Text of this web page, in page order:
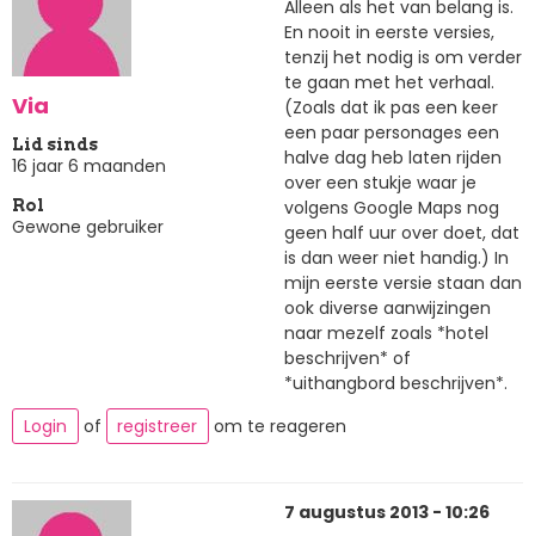
Via
Lid sinds
16 jaar 6 maanden
Rol
Gewone gebruiker
Alleen als het van belang is.
En nooit in eerste versies,
tenzij het nodig is om verder
te gaan met het verhaal.
(Zoals dat ik pas een keer
een paar personages een
halve dag heb laten rijden
over een stukje waar je
volgens Google Maps nog
geen half uur over doet, dat
is dan weer niet handig.) In
mijn eerste versie staan dan
ook diverse aanwijzingen
naar mezelf zoals *hotel
beschrijven* of
*uithangbord beschrijven*.
Login
of registreer om te reageren
7 augustus 2013 - 10:26